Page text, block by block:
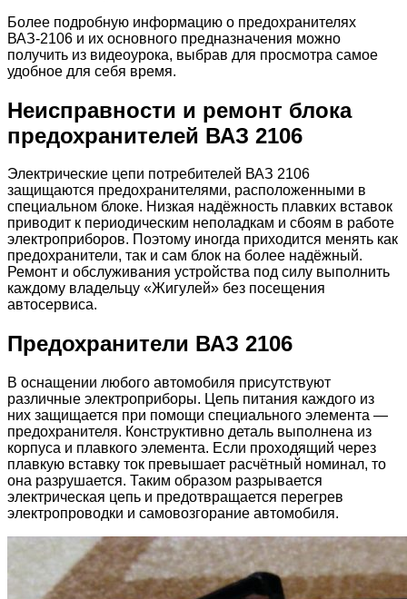
Более подробную информацию о предохранителях
ВАЗ-2106 и их основного предназначения можно
получить из видеоурока, выбрав для просмотра самое
удобное для себя время.
Неисправности и ремонт блока
предохранителей ВАЗ 2106
Электрические цепи потребителей ВАЗ 2106
защищаются предохранителями, расположенными в
специальном блоке. Низкая надёжность плавких вставок
приводит к периодическим неполадкам и сбоям в работе
электроприборов. Поэтому иногда приходится менять как
предохранители, так и сам блок на более надёжный.
Ремонт и обслуживания устройства под силу выполнить
каждому владельцу «Жигулей» без посещения
автосервиса.
Предохранители ВАЗ 2106
В оснащении любого автомобиля присутствуют
различные электроприборы. Цепь питания каждого из
них защищается при помощи специального элемента —
предохранителя. Конструктивно деталь выполнена из
корпуса и плавкого элемента. Если проходящий через
плавкую вставку ток превышает расчётный номинал, то
она разрушается. Таким образом разрывается
электрическая цепь и предотвращается перегрев
электропроводки и самовозгорание автомобиля.